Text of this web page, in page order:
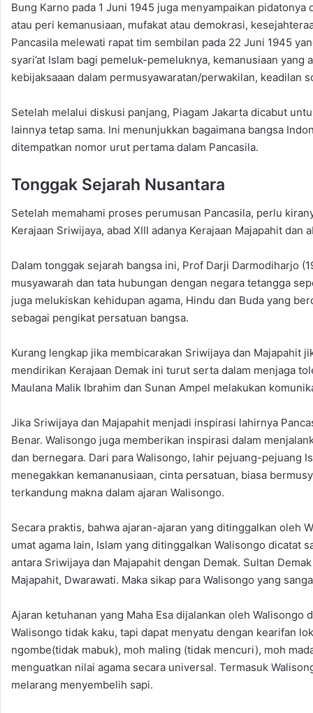
Bung Karno pada 1 Juni 1945 juga menyampaikan
atau peri kemanusiaan, mufakat atau demokrasi,
Pancasila melewati rapat tim sembilan pada 22 Juni 1945
syari’at Islam bagi pemeluk-pemeluknya, kemanusiaan
kebijaksaaan dalam permusyawaratan/perwakilan, keadilan
Setelah melalui diskusi panjang, Piagam Jakarta dicabut
lainnya tetap sama. Ini menunjukkan bagaimana bangsa
ditempatkan nomor urut pertama dalam Pancasila.
Tonggak Sejarah Nusantara
Setelah memahami proses perumusan Pancasila, perlu
Kerajaan Sriwijaya, abad XIII adanya Kerajaan Majapahit
Dalam tonggak sejarah bangsa ini, Prof Darji Darmodiharjo
musyawarah dan tata hubungan dengan negara tetangga
juga melukiskan kehidupan agama, Hindu dan Buda yang
sebagai pengikat persatuan bangsa.
Kurang lengkap jika membicarakan Sriwijaya dan Majapahit
mendirikan Kerajaan Demak ini turut serta dalam menjaga
Maulana Malik Ibrahim dan Sunan Ampel melakukan
Jika Sriwijaya dan Majapahit menjadi inspirasi lahirnya
Benar. Walisongo juga memberikan inspirasi dalam
dan bernegara. Dari para Walisongo, lahir pejuang-pejuang
menegakkan kemananusiaan, cinta persatuan, biasa
terkandung makna dalam ajaran Walisongo.
Secara praktis, bahwa ajaran-ajaran yang ditinggalkan oleh
umat agama lain, Islam yang ditinggalkan Walisongo dicatat
antara Sriwijaya dan Majapahit dengan Demak. Sultan
Majapahit, Dwarawati. Maka sikap para Walisongo yang
Ajaran ketuhanan yang Maha Esa dijalankan oleh
Walisongo tidak kaku, tapi dapat menyatu dengan kearifan
ngombe(tidak mabuk), moh maling (tidak mencuri), moh
menguatkan nilai agama secara universal. Termasuk
melarang menyembelih sapi.